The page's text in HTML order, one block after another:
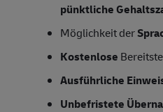
pünktliche
Möglichkeit der
Kostenlose
Ausführliche
Unbefristete